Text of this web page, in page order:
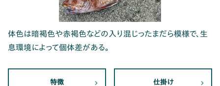
体色は暗褐色や赤褐色などの入り混じったまだら模様で、生
息環境によって個体差がある。
特徴 仕掛け